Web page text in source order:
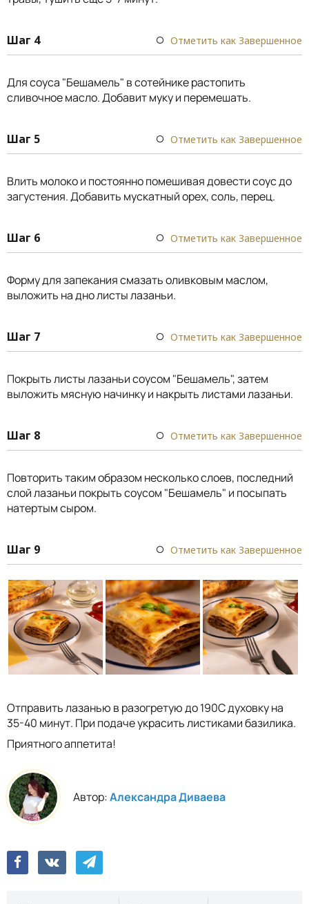
Шаг 4 Отметить как Завершенное
Для соуса "Бешамель" в сотейнике растопить
сливочное масло. Добавит муку и перемешать.
Шаг 5 Отметить как Завершенное
Влить молоко и постоянно помешивая довести соус до
загустения. Добавить мускатный орех, соль, перец.
Шаг 6 Отметить как Завершенное
Форму для запекания смазать оливковым маслом,
выложить на дно листы лазаньи.
Шаг 7 Отметить как Завершенное
Покрыть листы лазаньи соусом "Бешамель", затем
выложить мясную начинку и накрыть листами лазаньи.
Шаг 8 Отметить как Завершенное
Повторить таким образом несколько слоев, последний
слой лазаньи покрыть соусом "Бешамель" и посыпать
натертым сыром.
Шаг 9 Отметить как Завершенное
Отправить лазанью в разогретую до 190С духовку на
35-40 минут. При подаче украсить листиками базилика.
Приятного аппетита!
Автор:Александра Диваева